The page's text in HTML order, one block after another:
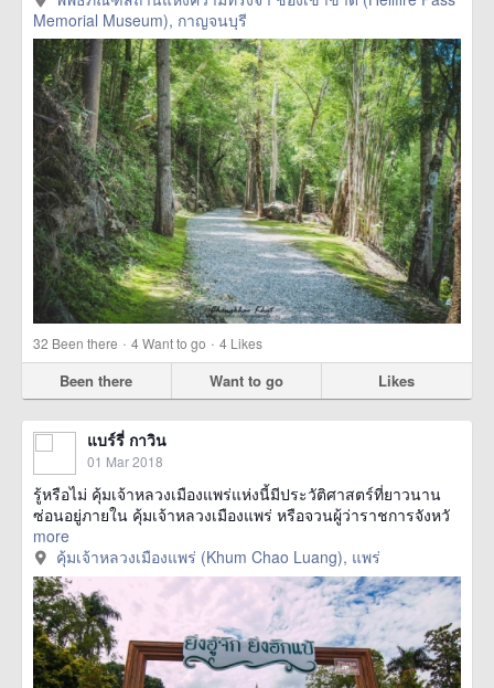
Memorial Museum), กาญจนบุรี
32 Been there · 4Want to go · 4 Likes
Been there Want to go Likes
แบร์รี่ กาวิน
01 Mar 2018
รู้หรือไม่ คุ้มเจ้าหลวงเมืองแพร่แห่งนี้มีประวัติศาสตร์ที่ยาวนาน
ซ่อนอยู่ภายใน คุ้มเจ้าหลวงเมืองแพร่ หรือจวนผู้ว่าราชการจังหวั
more
คุ้มเจ้าหลวงเมืองแพร่ (Khum Chao Luang), แพร่